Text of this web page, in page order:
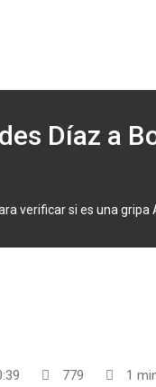
Díaz a
verificar si es una
779 1